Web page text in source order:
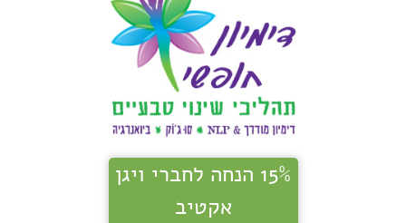
15% הנחה לחברי ויגן
אקטיב